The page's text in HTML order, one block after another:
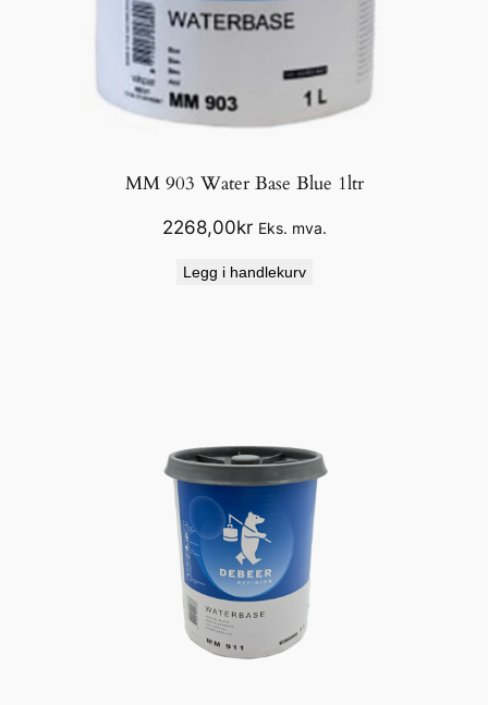
MM 903 Water Base Blue 1ltr
2268,00kr Eks. mva.
Legg i handlekurv